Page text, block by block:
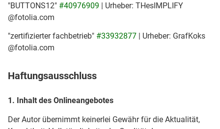
"BUTTONS12" #40976909 | Urheber: THesIMPLIFY
@fotolia.com
"zertifizierter fachbetrieb" #33932877 | Urheber: GrafKoks
@fotolia.com
Haftungsausschluss
1. Inhalt des Onlineangebotes
Der Autor übernimmt keinerlei Gewähr für die Aktualität,